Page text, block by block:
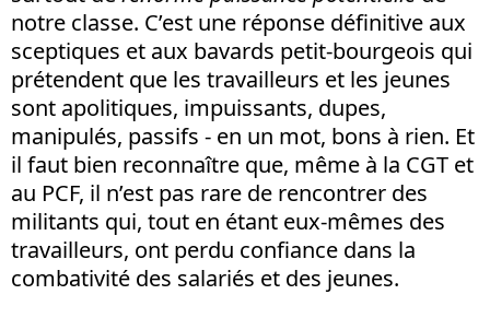
notre classe. C’est une réponse définitive aux
sceptiques et aux bavards petit-bourgeois qui
prétendent que les travailleurs et les jeunes
sont apolitiques, impuissants, dupes,
manipulés, passifs - en un mot, bons à rien. Et
il faut bien reconnaître que, même à la CGT et
au PCF, il n’est pas rare de rencontrer des
militants qui, tout en étant eux-mêmes des
travailleurs, ont perdu confiance dans la
combativité des salariés et des jeunes.